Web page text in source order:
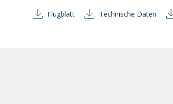
Flugblatt Technische Daten